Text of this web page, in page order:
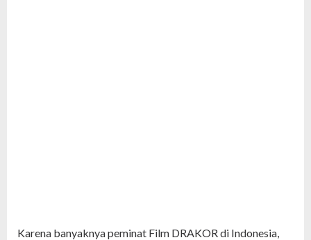
Karena banyaknya peminat Film DRAKOR di Indonesia,